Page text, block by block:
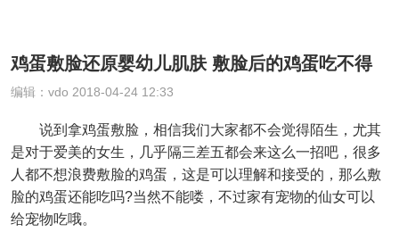
鸡蛋敷脸还原婴幼儿肌肤 敷脸后的鸡蛋吃不得
编辑：vdo 2018-04-24 12:33
说到拿鸡蛋敷脸，相信我们大家都不会觉得陌生，尤其
是对于爱美的女生，几乎隔三差五都会来这么一招吧，很多
人都不想浪费敷脸的鸡蛋，这是可以理解和接受的，那么敷
脸的鸡蛋还能吃吗?当然不能喽，不过家有宠物的仙女可以
给宠物吃哦。